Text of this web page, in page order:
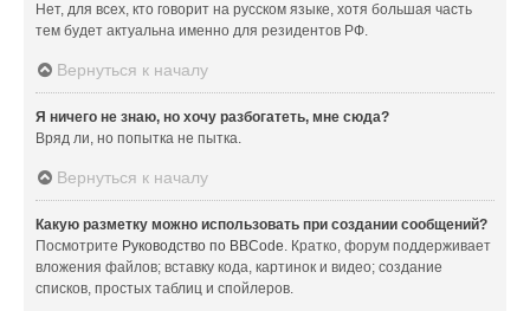
Нет, для всех, кто говорит на русском языке, хотя большая часть
тем будет актуальна именно для резидентов РФ.
Вернуться к началу
Я ничего не знаю, но хочу разбогатеть, мне сюда?
Вряд ли, но попытка не пытка.
Вернуться к началу
Какую разметку можно использовать при создании сообщений?
Посмотрите Руководство по BBCode. Кратко, форум поддерживает
вложения файлов; вставку кода, картинок и видео; создание
списков, простых таблиц и спойлеров.